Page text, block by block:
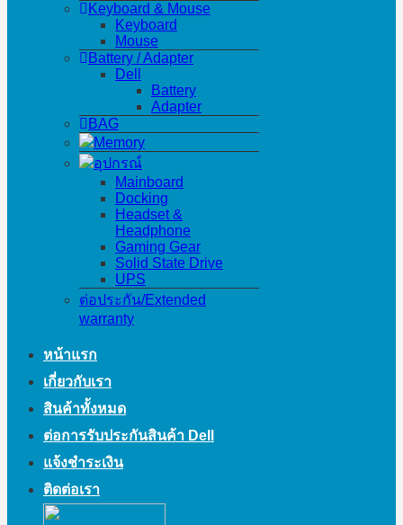
Keyboard & Mouse
Keyboard
Mouse
Battery / Adapter
Dell
Battery
Adapter
BAG
Memory
อุปกรณ์
Mainboard
Docking
Headset &
Headphone
Gaming Gear
Solid State Drive
UPS
ต่อประกัน/Extended
warranty
หน้าแรก
เกี่ยวกับเรา
สินค้าทั้งหมด
ต่อการรับประกันสินค้า Dell
แจ้งชำระเงิน
ติดต่อเรา